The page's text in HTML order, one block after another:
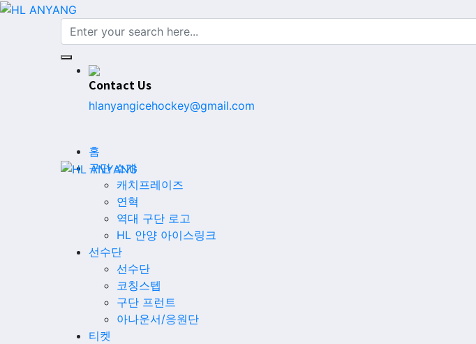
Contact Us
hlanyangicehockey@gmail.com
홈
구단 소개
캐치프레이즈
연혁
역대 구단 로고
HL 안양 아이스링크
선수단
선수단
코칭스텝
구단 프런트
아나운서/응원단
티켓